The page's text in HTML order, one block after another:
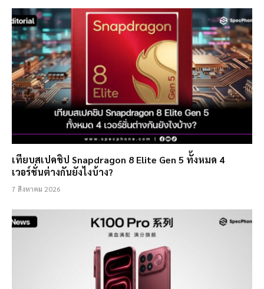
เทียบสเปคชิป Snapdragon 8 Elite Gen 5 ทั้งหมด 4
เวอร์ชั่นต่างกันยังไงบ้าง?
7 สิงหาคม 2026